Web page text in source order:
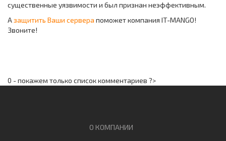
существенные уязвимости и был признан неэффективным.
Азащитить Ваши сервера поможет компания IT-MANGO!
Звоните!
0 - покажем только список комментариев ?>
О КОМПАНИИ